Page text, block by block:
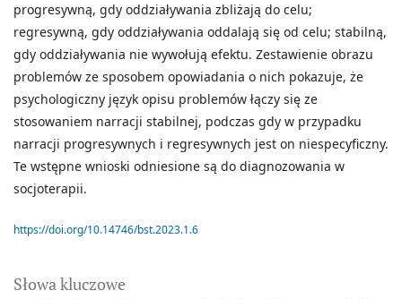
Słowa kluczowe
progresywną, gdy oddziaływania zbliżają do celu;
regresywną, gdy oddziaływania oddalają się od celu; stabilną,
gdy oddziaływania nie wywołują efektu. Zestawienie obrazu
problemów ze sposobem opowiadania o nich pokazuje, że
psychologiczny język opisu problemów łączy się ze
stosowaniem narracji stabilnej, podczas gdy w przypadku
narracji progresywnych i regresywnych jest on niespecyficzny.
Te wstępne wnioski odniesione są do diagnozowania w
socjoterapii.
https://doi.org/10.14746/bst.2023.1.6